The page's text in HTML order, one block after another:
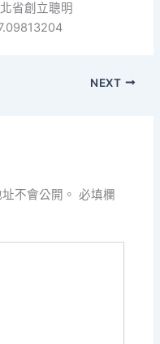
省創立聰明
NEXT
不會公開。 必填欄